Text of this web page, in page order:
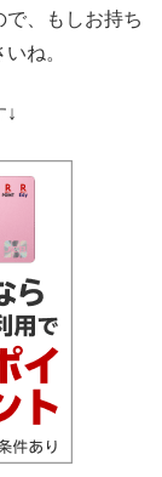
、もしお持ち
ね。
↓